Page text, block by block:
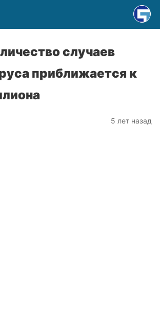
случаев
приближается к
5 лет назад